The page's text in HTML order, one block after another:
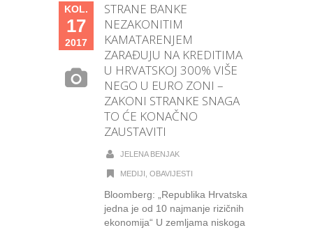
KOL.
17
2017
STRANE BANKE
NEZAKONITIM
KAMATARENJEM
ZARAĐUJU NA KREDITIMA
U HRVATSKOJ 300% VIŠE
NEGO U EURO ZONI –
ZAKONI STRANKE SNAGA
TO ĆE KONAČNO
ZAUSTAVITI
JELENA BENJAK
MEDIJI OBAVIJESTI
Bloomberg: „Republika Hrvatska
jedna je od 10 najmanje rizičnih
ekonomija“ U zemljama niskoga